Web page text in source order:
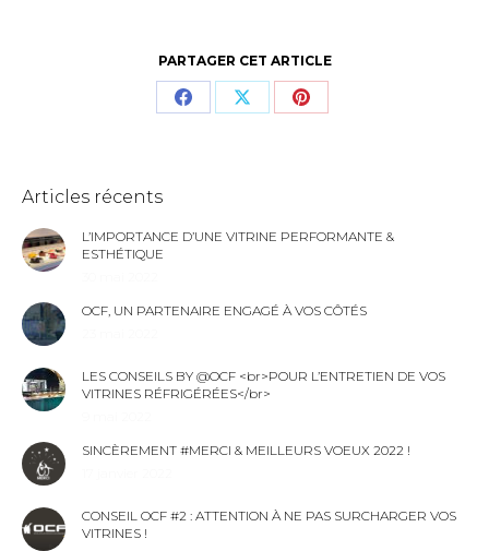
PARTAGER CET ARTICLE
Articles récents
L’IMPORTANCE D’UNE VITRINE PERFORMANTE &
ESTHÉTIQUE
OCF, UN PARTENAIRE ENGAGÉ À VOS CÔTÉS
LES CONSEILS BY @OCF <br>POUR L’ENTRETIEN DE VOS
VITRINES RÉFRIGÉRÉES</br>
SINCÈREMENT #MERCI & MEILLEURS VOEUX 2022 !
CONSEIL OCF #2 : ATTENTION À NE PAS SURCHARGER VOS
VITRINES !